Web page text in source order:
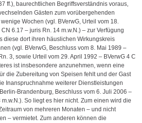
ff.), baurechtlichen Begriffsverständnis voraus,
Gästen zum vorübergehenden
Wochen (vgl. BVerwG, Urteil vom 18.
6.17 – juris Rn. 14 m.w.N.) – zur Verfügung
diese dort ihren häuslichen Wirkungskreis
(vgl. BVerwG, Beschluss vom 8. Mai 1989 –
3, sowie Urteil vom 29. April 1992 – BVerwG 4 C
ist insbesondere anzunehmen, wenn eine
die Zubereitung von Speisen fehlt und der Gast
Inanspruchnahme weiterer Dienstleistungen
Brandenburg, Beschluss vom 6. Juli 2006 –
So liegt es hier nicht. Zum einen wird die
von mehreren Monaten – und nicht
– vermietet. Zum anderen können die